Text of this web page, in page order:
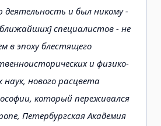
деятельность и был никому -
специалистов - не
в эпоху блестящего
и физико-
нового расцвета
который переживался
Петербургская Академия